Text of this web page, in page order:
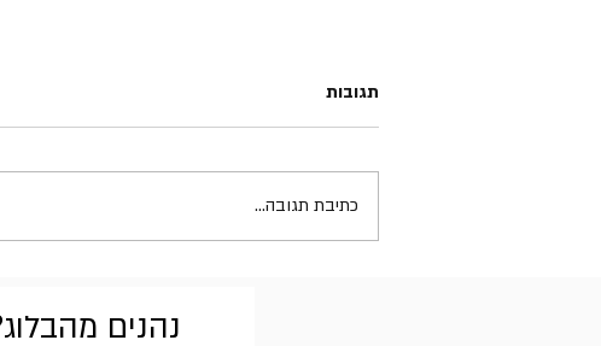
Kiss - Destroyer
תגובות
כתיבת תגובה...
נהנים